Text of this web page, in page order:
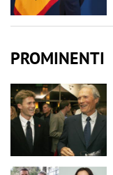
PROMINENTI